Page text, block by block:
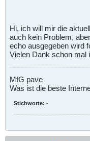
Hi, ich will mir die
auch kein Problem,
echo ausgegeben wird
Vielen Dank schon mal
MfG pave
Was ist die beste
Stichworte: -